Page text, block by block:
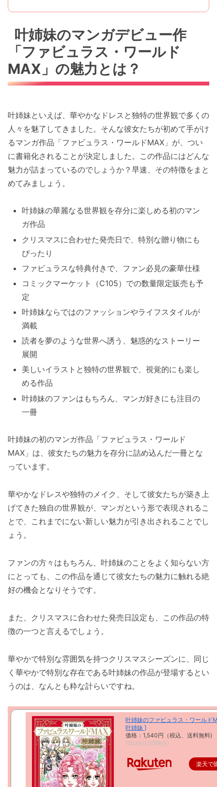
叶姉妹のマンガデビュー作
「ファビュラス・ワールド
MAX」の魅力とは？
叶姉妹といえば、華やかなドレスと独特の世界観で多くの
人々を魅了してきました。そんな彼女たちが初めて手がけ
るマンガ作品「ファビュラス・ワールドMAX」が、つい
に書籍化されることが決定しました。この作品にはどんな
魅力が詰まっているのでしょうか？早速、その特徴をまと
めてみましょう。
叶姉妹の華麗なる世界観を存分に楽しめる初のマン
ガ作品
クリスマスに合わせた発売日で、特別な贈り物にも
ぴったり
ファビュラスな特典付きで、ファン必見の豪華仕様
コミックマーケット（C105）での数量限定販売も予
定
叶姉妹ならではのファッションやライフスタイルが
満載
読者を夢のような世界へ誘う、魅惑的なストーリー
展開
美しいイラストと独特の世界観で、視覚的にも楽し
める作品
叶姉妹のファンはもちろん、マンガ好きにも注目の
一冊
叶姉妹の初のマンガ作品「ファビュラス・ワールド
MAX」は、彼女たちの魅力を存分に詰め込んだ一冊とな
っています。
華やかなドレスや独特のメイク、そして彼女たちが築き上
げてきた独自の世界観が、マンガという形で表現されるこ
とで、これまでにない新しい魅力が引き出されることでし
ょう。
ファンの方々はもちろん、叶姉妹のことをよく知らない方
にとっても、この作品を通じて彼女たちの魅力に触れる絶
好の機会となりそうです。
また、クリスマスに合わせた発売日設定も、この作品の特
徴の一つと言えるでしょう。
華やかで特別な雰囲気を持つクリスマスシーズンに、同じ
く華やかで特別な存在である叶姉妹の作品が登場するとい
うのは、なんとも粋な計らいですね。
叶姉妹のファビュラス・ワールド
叶姉妹 ]
価格：1,540円（税込、送料無料)
(2024/12/5時点)
楽天で